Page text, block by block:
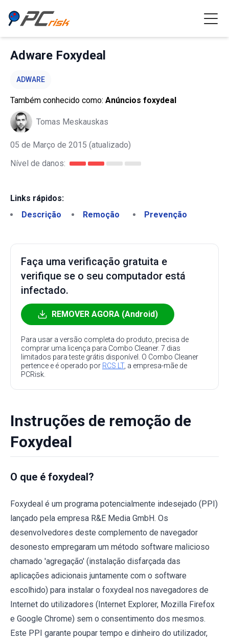
Adware Foxydeal
ADWARE
Também conhecido como: Anúncios foxydeal
Tomas Meskauskas
05 de Março de 2015 (atualizado)
Nível de danos:
Links rápidos:
Descrição
Remoção Prevenção
Faça uma verificação gratuita e
verifique se o seu computador está
infectado.
REMOVER AGORA (Android)
Para usar a versão completa do produto, precisa de
comprar uma licença para Combo Cleaner. 7 dias
limitados para teste grátis disponível. O Combo Cleaner
pertence e é operado por RCS LT, a empresa-mãe de
PCRisk.
Instruções de remoção de
Foxydeal
O que é foxydeal?
Foxydeal é um programa potencialmente indesejado (PPI)
lançado pela empresa R&E Media GmbH. Os
desenvolvedores deste complemento de navegador
desonesto empregaram um método software malicioso
chamado 'agregação' (instalação disfarçada das
aplicações adicionais juntamente com o software
escolhido) para instalar o foxydeal nos navegadores de
Internet do utilizadores (Internet Explorer, Mozilla Firefox
e Google Chrome) sem o consentimento dos mesmos.
Este PPI garante poupar tempo e dinheiro do utilizador,